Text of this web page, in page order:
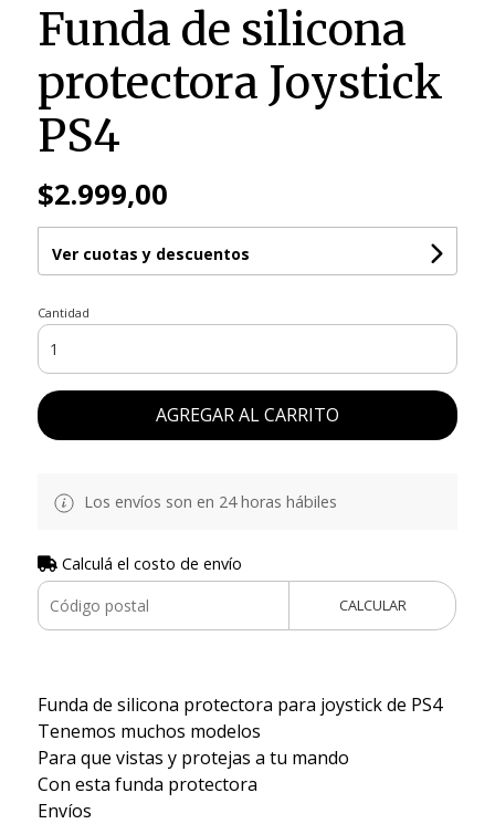
Funda de silicona
protectora Joystick
PS4
$2.999,00
Ver cuotas y descuentos
Cantidad
AGREGAR AL CARRITO
Los envíos son en 24 horas hábiles
Calculá el costo de envío
CALCULAR
Funda de silicona protectora para joystick de PS4
Tenemos muchos modelos
Para que vistas y protejas a tu mando
Con esta funda protectora
Envíos